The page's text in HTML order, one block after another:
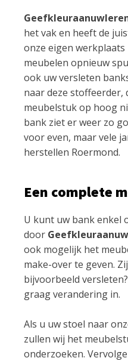
het vak en heeft de
onze eigen
meubelen opnieuw
ook uw versleten
naar deze stoffeerder,
meubelstuk op hoog
bank ziet er weer zo
voor even, maar vele
herstellen Roermond.
Een complete
U kunt uw bank enkel
door
ook mogelijk het
make-over te geven.
bijvoorbeeld
graag verandering in.
Als u uw stoel naar
zullen wij het
onderzoeken.